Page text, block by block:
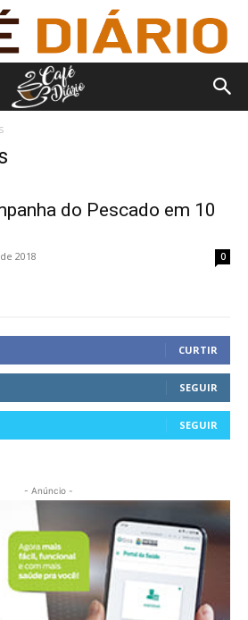
do Pescado em 10
2018 0
CURTIR
SEGUIR
SEGUIR
- Anúncio -